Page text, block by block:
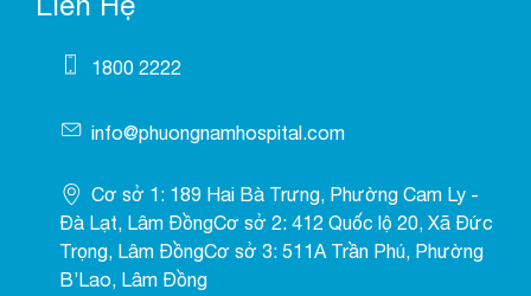
1800 2222
info@phuongnamhospital.com
Cơ sở 1: 189 Hai Bà Trưng, Phường Cam Ly -
Đà Lạt, Lâm ĐồngCơ sở 2: 412 Quốc lộ 20, Xã Đức
Trọng, Lâm ĐồngCơ sở 3: 511A Trần Phú, Phường
B’Lao, Lâm Đồng